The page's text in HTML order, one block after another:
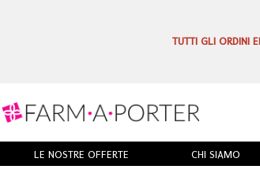
TUTTI GLI ORDINI
LE NOSTRE OFFERTE CHI SIAMO